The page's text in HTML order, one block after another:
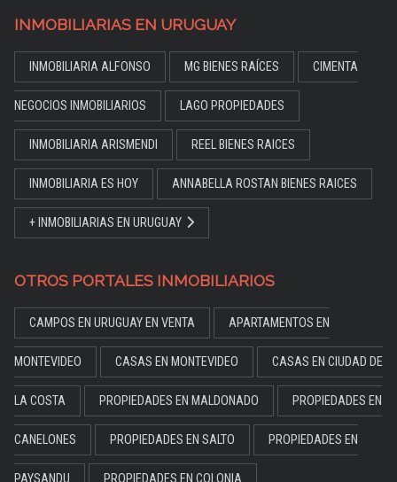
INMOBILIARIAS EN URUGUAY
INMOBILIARIA ALFONSO MG BIENES RAÍCES CIMENTA
NEGOCIOS INMOBILIARIOS LAGO PROPIEDADES
INMOBILIARIA ARISMENDI REEL BIENES RAICES
INMOBILIARIA ES HOY ANNABELLA ROSTAN BIENES RAICES
+ INMOBILIARIAS EN URUGUAY
OTROS PORTALES INMOBILIARIOS
CAMPOS EN URUGUAY EN VENTA APARTAMENTOS EN
MONTEVIDEO CASAS EN MONTEVIDEO CASAS EN CIUDAD DE
LA COSTA PROPIEDADES EN MALDONADO PROPIEDADES EN
CANELONES PROPIEDADES EN SALTO PROPIEDADES EN